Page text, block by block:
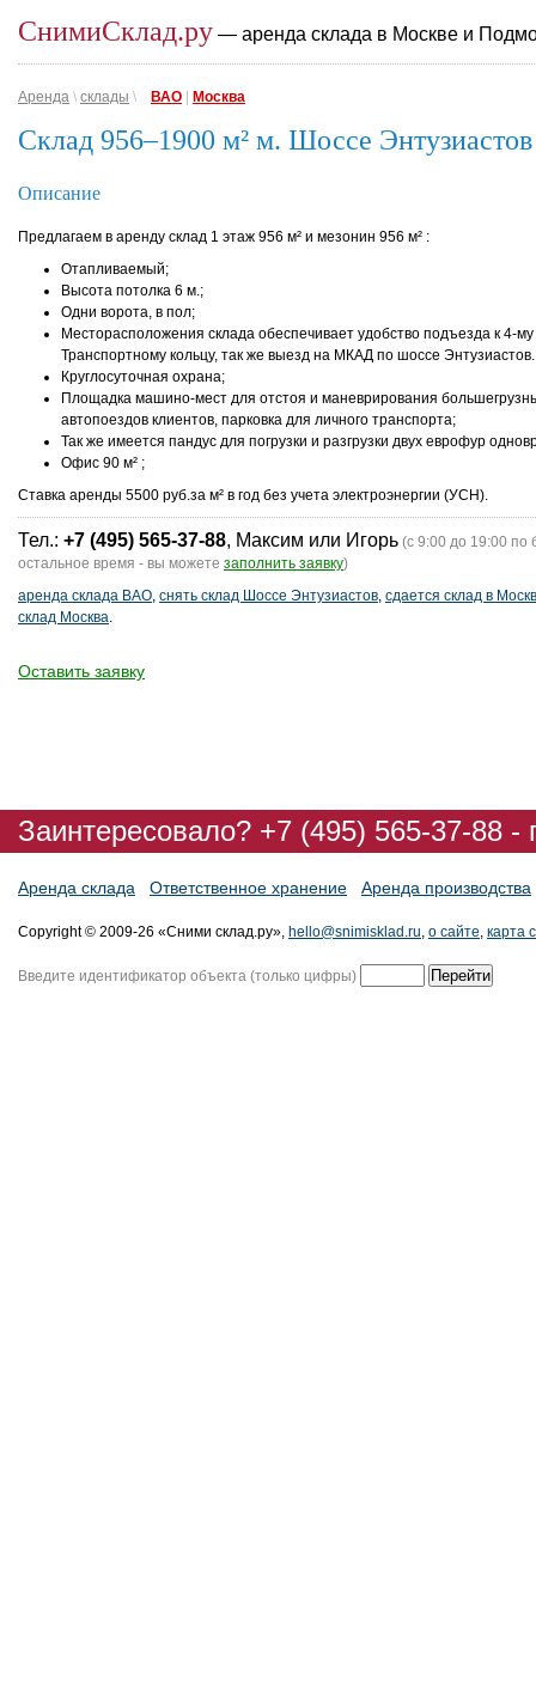
СнимиСклад.ру — аренда склада в Москве и
Аренда \ склады \ ВАО Москва
Склад 956–1900 м² м. Шоссе Энтузиастов
Описание
Предлагаем в аренду склад 1 этаж 956 м² и мезонин 956 м² :
Отапливаемый;
Высота потолка 6 м.;
Одни ворота, в пол;
Месторасположения склада обеспечивает удобство подъезда к 4-му
Транспортному кольцу, так же выезд на МКАД по шоссе Энтузиастов.
Круглосуточная охрана;
Площадка машино-мест для отстоя и маневрирования
автопоездов клиентов, парковка для личного транспорта;
Так же имеется пандус для погрузки и разгрузки двух еврофур
Офис 90 м² ;
Ставка аренды 5500 руб.за м² в год без учета электроэнергии (УСН).
Тел.: +7 (495) 565-37-88, Максим или Игорь (с 9:00 до 19:00 по
остальное время - вы можете заполнить заявку)
аренда склада ВАО, снять склад Шоссе Энтузиастов, сдается склад в
склад Москва.
Оставить заявку
Заинтересовало? +7 (495) 565-37-88
Аренда склада Ответственное хранение Аренда производства
Copyright © 2009-26 «Сними склад.ру», hello@snimisklad.ru, о сайте, карта
Введите идентификатор объекта (только цифры)